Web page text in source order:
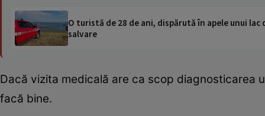
O turistă de 28 de ani, dispărută în apele unui
salvare
Dacă vizita medicală are ca scop diagnosticarea
facă bine.